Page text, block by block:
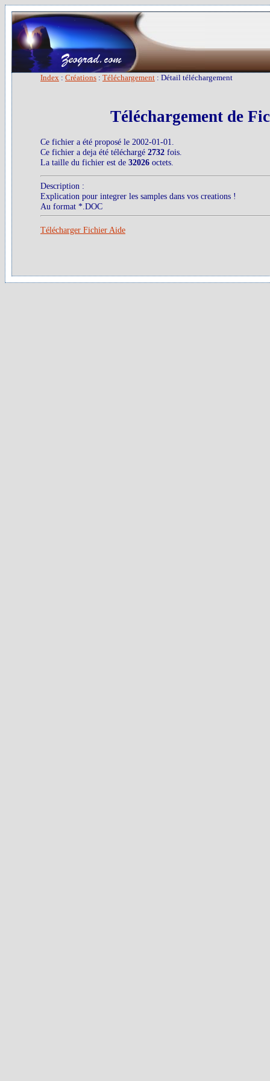
Index : Créations : Téléchargement : Détail téléchargement
Téléchargement de
Ce fichier a été proposé le 2002-01-01.
Ce fichier a deja été téléchargé 2732 fois.
La taille du fichier est de 32026 octets.
Description :
Explication pour integrer les samples dans vos creations !
Au format *.DOC
Télécharger Fichier Aide